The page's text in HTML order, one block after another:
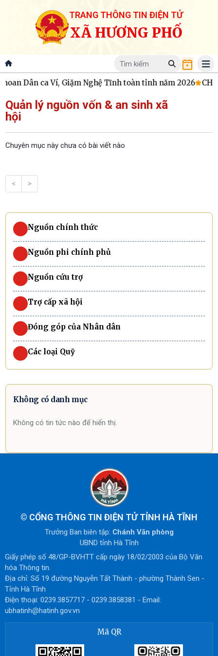
TRANG THÔNG TIN ĐIỆN TỬ
XÃ HƯƠNG PHỐ
Dân ca Ví, Giặm Nghệ Tĩnh toàn tỉnh năm 2026
Quản lý nguồn vốn & an sinh xã
hội
Chuyên mục này chưa có bài viết nào
< >
Nguồn chính thức
Nguồn phi chính phủ
Nguồn cứu trợ
Trợ cấp xã hội
Đóng góp của Nhân dân
Các loại Quỹ
Không có danh mục
Không có tin tức nào để hiển thị.
© CỔNG THÔNG TIN ĐIỆN TỬ TỈNH HÀ TĨNH
Trưởng Ban biên tập: Chánh Văn phòng
UBND tỉnh Hà Tĩnh
Giấy phép số 48/GP-BVHTT cấp ngày 18/02/2003 của Bộ Văn
hóa Thông tin.
Địa chỉ: Số 19 đường Nguyễn Tất Thành - phường Thành Sen -
Tỉnh Hà Tĩnh
Điện thoại: 0239.3857717 - 0239.3858381 - Email:
ubhatinh@hatinh.gov.vn
Mã QR